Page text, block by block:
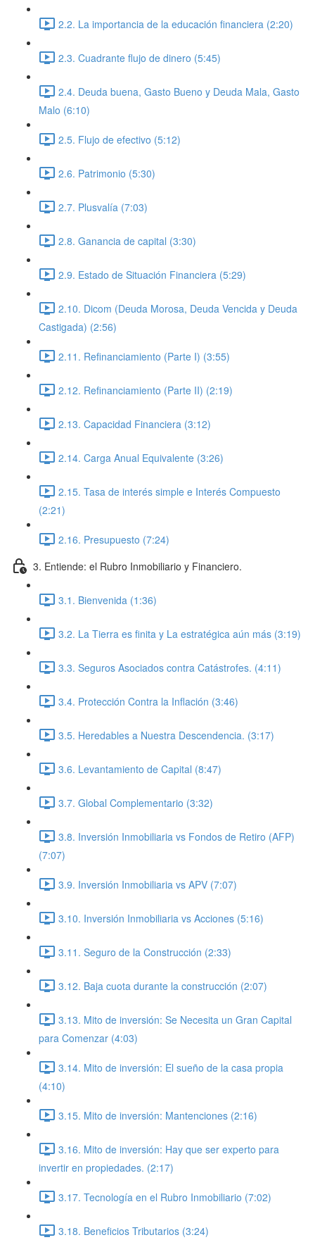
2.2. La importancia de la educación financiera (2:20)
2.3. Cuadrante flujo de dinero (5:45)
2.4. Deuda buena, Gasto Bueno y Deuda Mala, Gasto
Malo (6:10)
2.5. Flujo de efectivo (5:12)
2.6. Patrimonio (5:30)
2.7. Plusvalía (7:03)
2.8. Ganancia de capital (3:30)
2.9. Estado de Situación Financiera (5:29)
2.10. Dicom (Deuda Morosa, Deuda Vencida y Deuda
Castigada) (2:56)
2.11. Refinanciamiento (Parte I) (3:55)
2.12. Refinanciamiento (Parte II) (2:19)
2.13. Capacidad Financiera (3:12)
2.14. Carga Anual Equivalente (3:26)
2.15. Tasa de interés simple e Interés Compuesto
(2:21)
2.16. Presupuesto (7:24)
3. Entiende: el Rubro Inmobiliario y Financiero.
3.1. Bienvenida (1:36)
3.2. La Tierra es finita y La estratégica aún más (3:19)
3.3. Seguros Asociados contra Catástrofes. (4:11)
3.4. Protección Contra la Inflación (3:46)
3.5. Heredables a Nuestra Descendencia. (3:17)
3.6. Levantamiento de Capital (8:47)
3.7. Global Complementario (3:32)
3.8. Inversión Inmobiliaria vs Fondos de Retiro (AFP)
(7:07)
3.9. Inversión Inmobiliaria vs APV (7:07)
3.10. Inversión Inmobiliaria vs Acciones (5:16)
3.11. Seguro de la Construcción (2:33)
3.12. Baja cuota durante la construcción (2:07)
3.13. Mito de inversión: Se Necesita un Gran Capital
para Comenzar (4:03)
3.14. Mito de inversión: El sueño de la casa propia
(4:10)
3.15. Mito de inversión: Mantenciones (2:16)
3.16. Mito de inversión: Hay que ser experto para
invertir en propiedades. (2:17)
3.17. Tecnología en el Rubro Inmobiliario (7:02)
3.18. Beneficios Tributarios (3:24)